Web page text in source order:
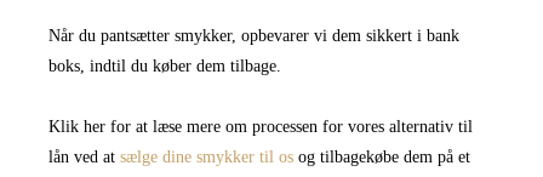
Når du pantsætter smykker, opbevarer vi dem sikkert i bank
boks, indtil du køber dem tilbage.
Klik her for at læse mere om processen for vores alternativ til
lån ved at sælge dine smykker til os og tilbagekøbe dem på et